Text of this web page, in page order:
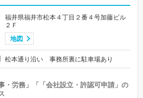
福井県福井市松本４丁目２番４号加藤ビル
２Ｆ
地図
松本通り沿い 事務所裏に駐車場あり
・労務」「「会社設立・許認可申請」の